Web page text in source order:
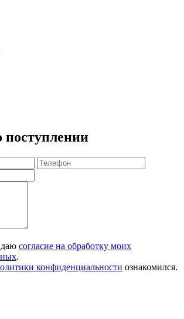
даю согласие на обработку моих
.
конфиденциальности ознакомился.